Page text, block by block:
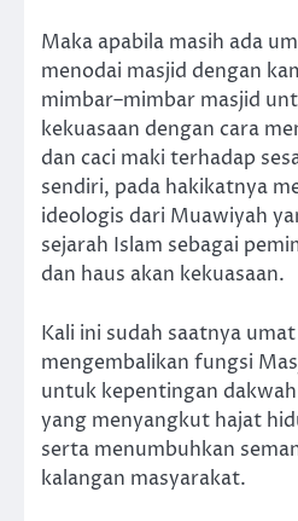
Maka apabila masih ada
menodai masjid dengan
mimbar–mimbar masjid
kekuasaan dengan cara
dan caci maki terhadap
sendiri, pada hakikatnya
ideologis dari Muawiyah
sejarah Islam sebagai
dan haus akan kekuasaan.
Kali ini sudah saatnya
mengembalikan fungsi
untuk kepentingan
yang menyangkut hajat
serta menumbuhkan
kalangan masyarakat.